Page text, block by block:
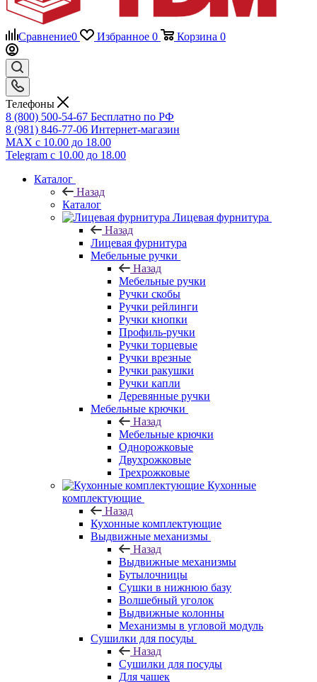
Сравнение0 Избранное 0 Корзина 0
Телефоны
8 (800) 500-54-67 Бесплатно по РФ
8 (981) 846-77-06 Интернет-магазин
MAX с 10.00 до 18.00
Telegram с 10.00 до 18.00
Каталог
Назад
Каталог
Лицевая фурнитура
Назад
Лицевая фурнитура
Мебельные ручки
Назад
Мебельные ручки
Ручки скобы
Ручки рейлинги
Ручки кнопки
Профиль-ручки
Ручки торцевые
Ручки врезные
Ручки ракушки
Ручки капли
Деревянные ручки
Мебельные крючки
Назад
Мебельные крючки
Однорожковые
Двухрожковые
Трехрожковые
Кухонные
комплектующие
Назад
Кухонные комплектующие
Выдвижные механизмы
Назад
Выдвижные механизмы
Бутылочницы
Сушки в нижнюю базу
Волшебный уголок
Выдвижные колонны
Механизмы в угловой модуль
Сушилки для посуды
Назад
Сушилки для посуды
Для чашек